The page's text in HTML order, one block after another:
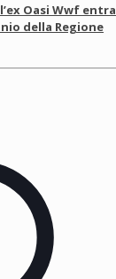
Oasi Wwf entra
della Regione